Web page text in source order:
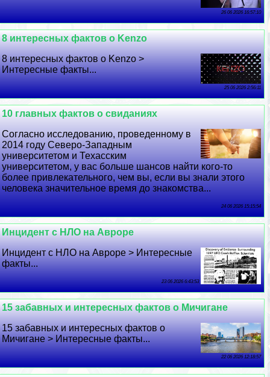
26 06 2026 16:57:10
8 интересных фактов о Kenzo
8 интересных фактов о Kenzo >
Интересные факты...
25 06 2026 2:56:11
10 главных фактов о свиданиях
Согласно исследованию, проведенному в
2014 году Северо-Западным
университетом и Техасским
университетом, у вас больше шансов найти кого-то
более привлекательного, чем вы, если вы знали этого
человека значительное время до знакомства...
24 06 2026 15:15:54
Инцидент с НЛО на Авроре
Инцидент с НЛО на Авроре > Интересные
факты...
23 06 2026 6:43:53
15 забавных и интересных фактов о Мичигане
15 забавных и интересных фактов о
Мичигане > Интересные факты...
22 06 2026 12:18:57